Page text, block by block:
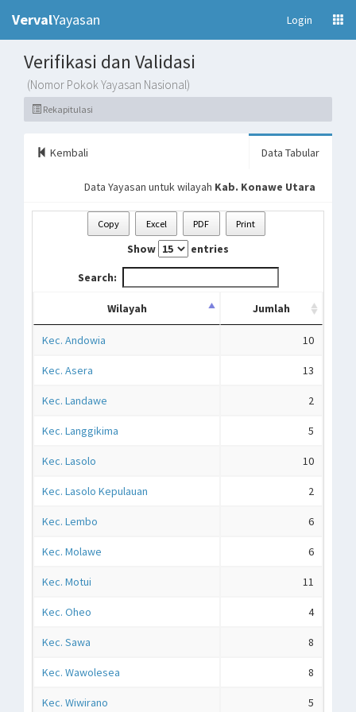
VervalYayasan Login (current)
Verifikasi dan Validasi
(Nomor Pokok Yayasan Nasional)
Rekapitulasi
Data Tabular
Kembali
Data Yayasan untuk wilayah Kab. Konawe Utara
Copy Excel PDF Print
Show
entries
Search:
Wilayah Jumlah
Kec. Andowia 10
Kec. Asera 13
Kec. Landawe 2
Kec. Langgikima 5
Kec. Lasolo 10
Kec. Lasolo Kepulauan 2
Kec. Lembo 6
Kec. Molawe 6
Kec. Motui 11
Kec. Oheo 4
Kec. Sawa 8
Kec. Wawolesea 8
Kec. Wiwirano 5